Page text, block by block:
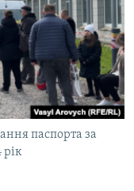
паспорта за